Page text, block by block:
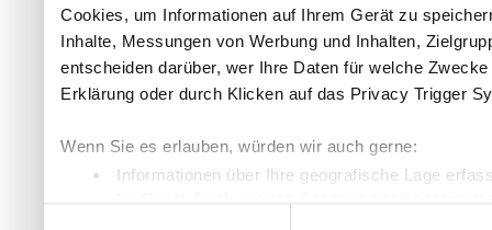
Cookies, um Informationen auf Ihrem Gerät zu
Inhalte, Messungen von Werbung und Inhalten,
entscheiden darüber, wer Ihre Daten für welche
Erklärung oder durch Klicken auf das Privacy Trigger
Wenn Sie es erlauben, würden wir auch gerne:
Informationen über Ihre geografische Lage
Ihr Gerät durch aktives Scannen nach